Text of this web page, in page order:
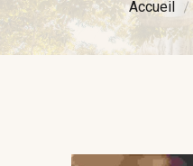
Accueil